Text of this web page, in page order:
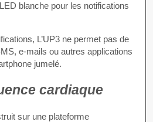
blanche pour les notifications
L’UP3 ne permet pas de
e-mails ou autres applications
jumelé.
cardiaque
sur une plateforme